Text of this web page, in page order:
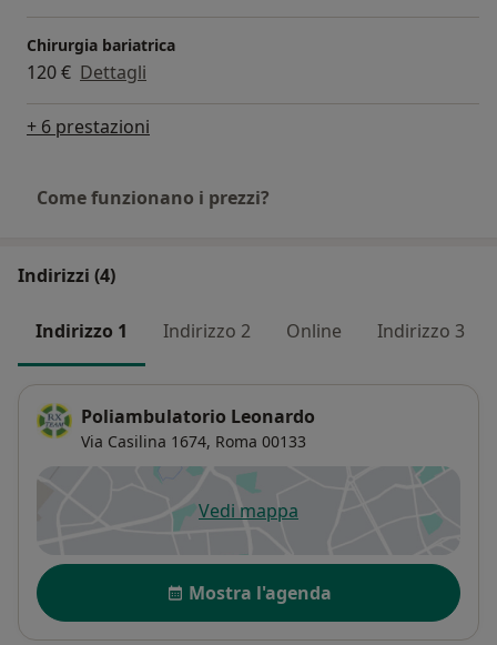
Chirurgia bariatrica
120 € Dettagli
+ 6 prestazioni
Come funzionano i prezzi?
Indirizzi (4)
Indirizzo 1 Indirizzo 2 Online Indirizzo 3
Poliambulatorio Leonardo
Via Casilina 1674, Roma 00133
Vedi mappasi apre in una nuova scheda
Disponibilità
Mostra l'agenda